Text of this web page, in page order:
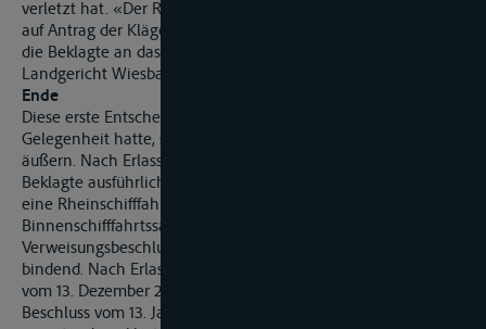
verletzt hat. «Der Rechtsstreit war daher gemäß § 281 I 1 ZPO
auf Antrag der Kläger nach Gewährung rechtlichen Gehörs für
die Beklagte an das örtlich und sachlich zuständige
Landgericht Wiesbaden zu verweisen.
Ende
Diese erste Entscheidung war ergangen, bevor die Beklagte
Gelegenheit hatte, sich zum Vortrag der Klägerinnen zu
äußern. Nach Erlass des Verweisungsbeschlusses hat die
Beklagte ausführlich dargelegt, dass es sich, wenn nicht um
eine Rheinschifffahrtssache, dann aber jedenfalls um eine
Binnenschifffahrtssache handele, so dass der
Verweisungsbeschluss rechts­fehlerhaft sei und damit nicht
bindend. Nach Erlass der unten wiedergegebenen Verfügung
vom 13. Dezember 2016 hat das Landgericht Wiesbaden mit
Beschluss vom 13. Januar 2017 sich schließlich für sachlich